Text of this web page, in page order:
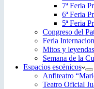
7ª Feria
6ª Feria
5ª Feria
Congreso del
Feria
Mitos y leyendas
Semana de la
Espacios escénicos
Anfiteatro
Teatro Oficial